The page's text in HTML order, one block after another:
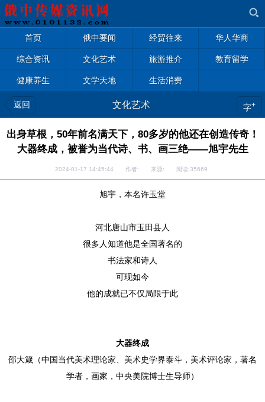
首页 俄中要闻 经贸往来 华人华商
综合资讯 文化艺术 旅游推介 教育留学
健康养生 文学天地 生活消费
返回 文化艺术 字+
出身草根，50年前名满天下，80多岁的他还在创造传奇！
大器终成，被誉为当代诗、书、画三绝——旭宇先生
2024-01-17 14:45:44 作者: 来源: 阅读:35669
旭宇，本名许玉堂
河北唐山市玉田县人
很多人知道他是全国著名的
书法家和诗人
可现如今
他的成就已不仅局限于此
大器终成
邵大箴（中国当代美术理论家、美术史学界泰斗，美术评论家，著名
学者，画家，中央美院博士生导师）